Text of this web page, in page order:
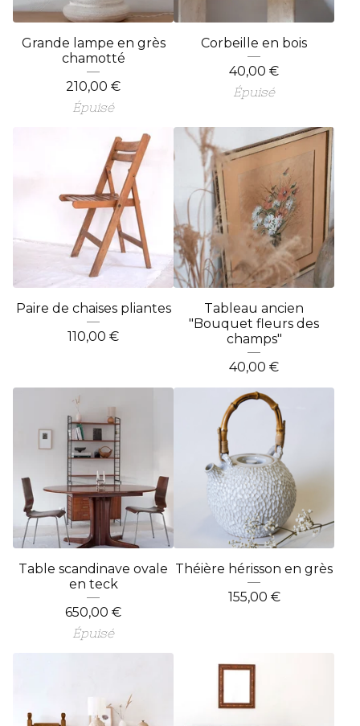
Grande lampe en grès
chamotté
210,00 €
Épuisé
Corbeille en bois
40,00 €
Épuisé
Paire de chaises pliantes
110,00 €
Tableau ancien
"Bouquet fleurs des
champs"
40,00 €
Table scandinave ovale
en teck
650,00 €
Épuisé
Théière hérisson en grès
155,00 €